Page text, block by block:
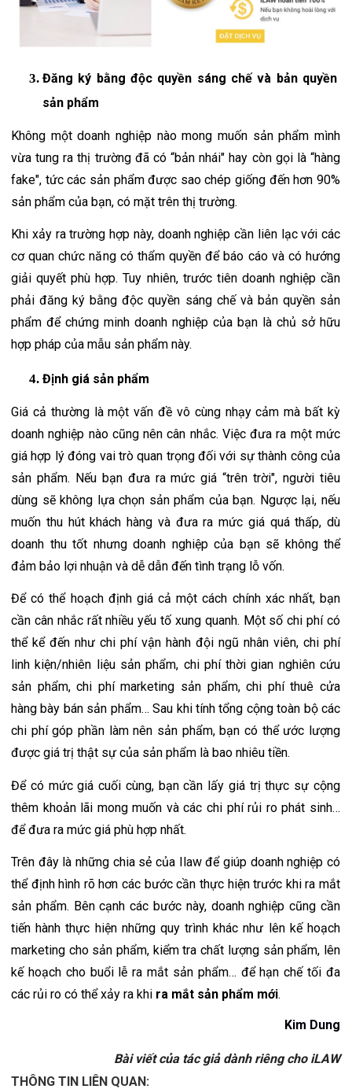
Đăng ký bằng độc quyền sáng chế và bản quyền
sản phẩm
Không một doanh nghiệp nào mong muốn sản phẩm mình
vừa tung ra thị trường đã có “bản nhái" hay còn gọi là “hàng
fake", tức các sản phẩm được sao chép giống đến hơn 90%
sản phẩm của bạn, có mặt trên thị trường.
Khi xảy ra trường hợp này, doanh nghiệp cần liên lạc với các
cơ quan chức năng có thẩm quyền để báo cáo và có hướng
giải quyết phù hợp. Tuy nhiên, trước tiên doanh nghiệp cần
phải đăng ký bằng độc quyền sáng chế và bản quyền sản
phẩm để chứng minh doanh nghiệp của bạn là chủ sở hữu
hợp pháp của mẫu sản phẩm này.
Định giá sản phẩm
Giá cả thường là một vấn đề vô cùng nhạy cảm mà bất kỳ
doanh nghiệp nào cũng nên cân nhắc. Việc đưa ra một mức
giá hợp lý đóng vai trò quan trọng đối với sự thành công của
sản phẩm. Nếu bạn đưa ra mức giá “trên trời", người tiêu
dùng sẽ không lựa chọn sản phẩm của bạn. Ngược lại, nếu
muốn thu hút khách hàng và đưa ra mức giá quá thấp, dù
doanh thu tốt nhưng doanh nghiệp của bạn sẽ không thể
đảm bảo lợi nhuận và dễ dẫn đến tình trạng lỗ vốn.
Để có thể hoạch định giá cả một cách chính xác nhất, bạn
cần cân nhắc rất nhiều yếu tố xung quanh. Một số chi phí có
thể kể đến như chi phí vận hành đội ngũ nhân viên, chi phí
linh kiện/nhiên liệu sản phẩm, chi phí thời gian nghiên cứu
sản phẩm, chi phí marketing sản phẩm, chi phí thuê cửa
hàng bày bán sản phẩm… Sau khi tính tổng cộng toàn bộ các
chi phí góp phần làm nên sản phẩm, bạn có thể ước lượng
được giá trị thật sự của sản phẩm là bao nhiêu tiền.
Để có mức giá cuối cùng, bạn cần lấy giá trị thực sự cộng
thêm khoản lãi mong muốn và các chi phí rủi ro phát sinh…
để đưa ra mức giá phù hợp nhất.
Trên đây là những chia sẻ của Ilaw để giúp doanh nghiệp có
thể định hình rõ hơn các bước cần thực hiện trước khi ra mắt
sản phẩm. Bên cạnh các bước này, doanh nghiệp cũng cần
tiến hành thực hiện những quy trình khác như lên kế hoạch
marketing cho sản phẩm, kiểm tra chất lượng sản phẩm, lên
kế hoạch cho buổi lễ ra mắt sản phẩm… để hạn chế tối đa
các rủi ro có thể xảy ra khi ra mắt sản phẩm mới.
Kim Dung
Bài viết của tác giả dành riêng cho iLAW
THÔNG TIN LIÊN QUAN: